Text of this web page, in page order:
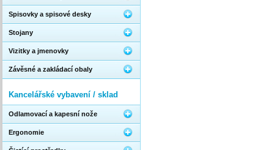
Spisovky a spisové desky
Stojany
Vizitky a jmenovky
Závěsné a zakládací obaly
Kancelářské vybavení / sklad
Odlamovací a kapesní nože
Ergonomie